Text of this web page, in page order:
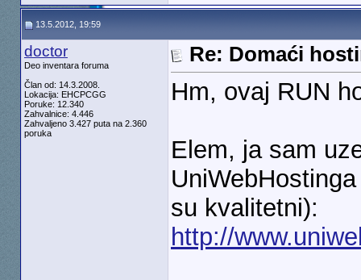
13.5.2012, 19:59
doctor
Deo inventara foruma
Član od: 14.3.2008.
Lokacija: EHCPCGG
Poruke: 12.340
Zahvalnice: 4.446
Zahvaljeno 3.427 puta na 2.360
poruka
Re: Domaći
Hm, ovaj RUN
Elem, ja sam
su kvalitetni):
http://